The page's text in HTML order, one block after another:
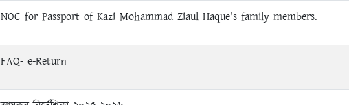
NOC for Passport of Kazi Mohammad Ziaul Haque's family members.
FAQ- e-Return